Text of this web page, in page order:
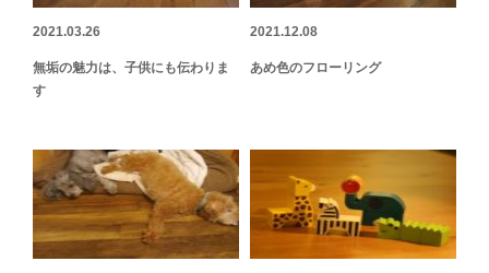
2021.03.26
無垢の魅力は、子供にも伝わりま
す
2021.12.08
あめ色のフローリング